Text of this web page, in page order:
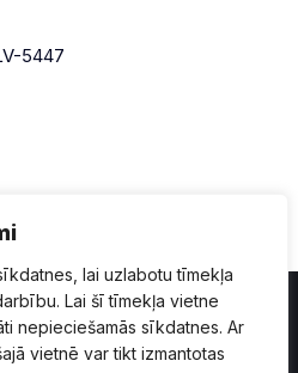
lai uzlabotu tīmekļa
Lai šī tīmekļa vietne
nepieciešamās sīkdatnes. Ar
vietnē var tikt izmantotas
5447
Lapas karte